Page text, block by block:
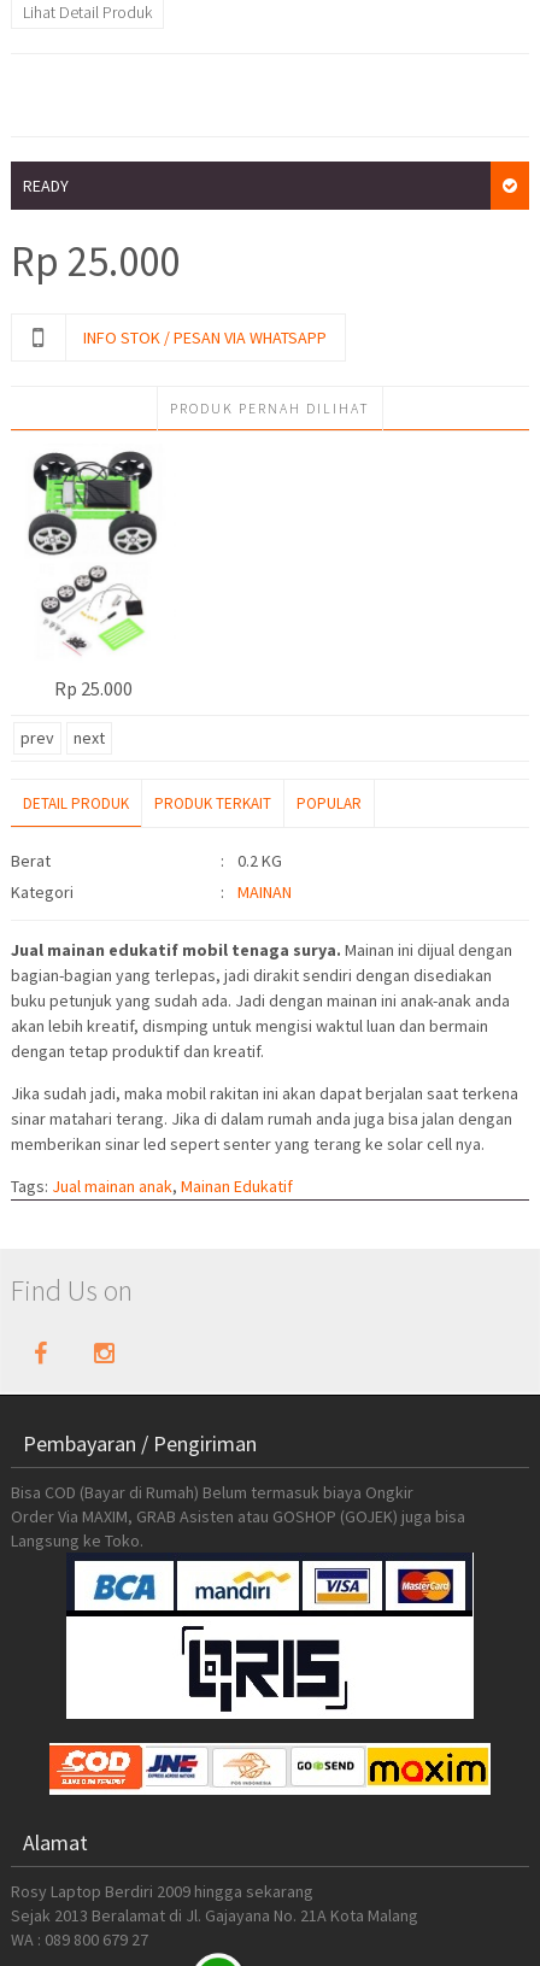
Lihat Detail Produk
READY
Rp 25.000
INFO STOK / PESAN VIA WHATSAPP
PRODUK PERNAH DILIHAT
Rp 25.000
prev next
DETAIL PRODUK PRODUK TERKAIT POPULAR
Detail Produk
Berat :
0.2 KG
Kategori
: MAINAN
Jual mainan edukatif mobil tenaga surya. Mainan ini dijual dengan
bagian-bagian yang terlepas, jadi dirakit sendiri dengan disediakan
buku petunjuk yang sudah ada. Jadi dengan mainan ini anak-anak anda
akan lebih kreatif, dismping untuk mengisi waktul luan dan bermain
dengan tetap produktif dan kreatif.
Jika sudah jadi, maka mobil rakitan ini akan dapat berjalan saat terkena
sinar matahari terang. Jika di dalam rumah anda juga bisa jalan dengan
memberikan sinar led sepert senter yang terang ke solar cell nya.
Tags: Jual mainan anak, Mainan Edukatif
Find Us on
Pembayaran / Pengiriman
Bisa COD (Bayar di Rumah) Belum termasuk biaya Ongkir
Order Via MAXIM, GRAB Asisten atau GOSHOP (GOJEK) juga bisa
Langsung ke Toko.
Alamat
Rosy Laptop Berdiri 2009 hingga sekarang
Sejak 2013 Beralamat di Jl. Gajayana No. 21A Kota Malang
WA : 089 800 679 27